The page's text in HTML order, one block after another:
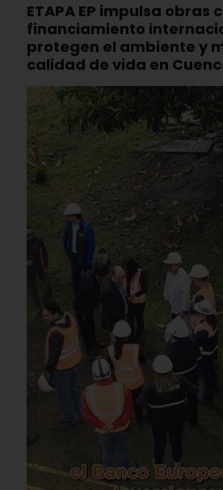
ETAPA EP impulsa obras
financiamiento
protegen el ambiente y
calidad de vida en